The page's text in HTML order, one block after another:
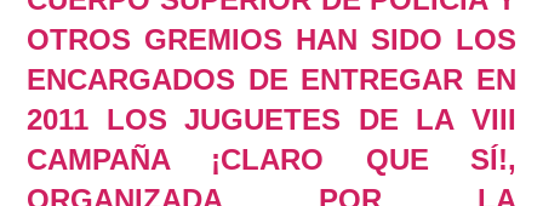
OTROS GREMIOS HAN SIDO LOS
ENCARGADOS DE ENTREGAR EN
2011 LOS JUGUETES DE LA VIII
CAMPAÑA ¡CLARO QUE SÍ!,